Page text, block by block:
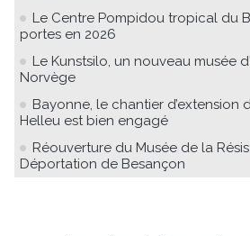
Le Centre Pompidou tropical du
portes en 2026
Le Kunstsilo, un nouveau musée
Norvège
Bayonne, le chantier d’extension
Helleu est bien engagé
Réouverture du Musée de la
Déportation de Besançon